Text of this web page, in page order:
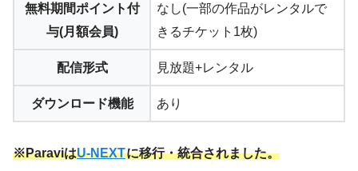
無料期間ポイント付
与(月額会員)
なし(一部の作品がレンタルで
きるチケット1枚)
配信形式 見放題+レンタル
ダウンロード機能 あり
※ParaviはU-NEXTに移行・統合されました。